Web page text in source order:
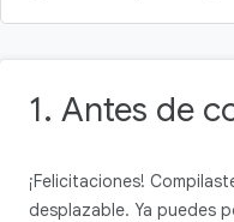
1. Antes de
¡Felicitaciones!
desplazable. Ya puedes